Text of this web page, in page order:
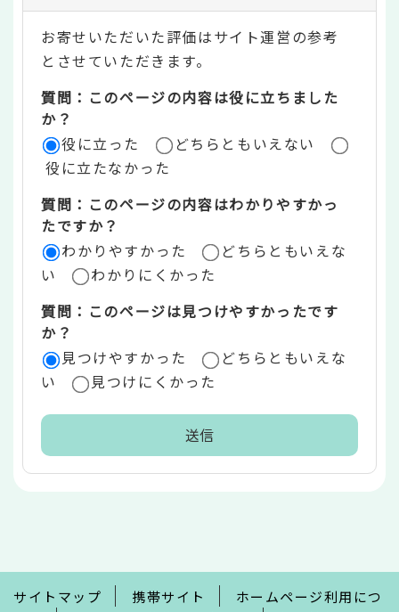
テ
ン
ツ
評
価
リ
ア
お寄せいただいた評価はサイト運営の参考
とさせていただきます。
質問：このページの内容は役に立ちました
か？
役に立った
どちらともいえない
役に立たなかった
質問：このページの内容はわかりやすかっ
たですか？
わかりやすかった
どちらともいえな
い
わかりにくかった
質問：このページは見つけやすかったです
か？
見つけやすかった
どちらともいえな
い
見つけにくかった
で
サイトマップ 携帯サイト
ホームページ利用につ